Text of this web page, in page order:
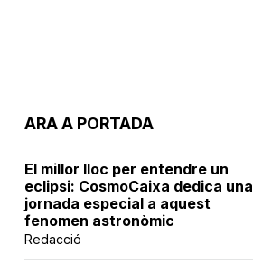
ARA A PORTADA
El millor lloc per entendre un
eclipsi: CosmoCaixa dedica una
jornada especial a aquest
fenomen astronòmic
Redacció